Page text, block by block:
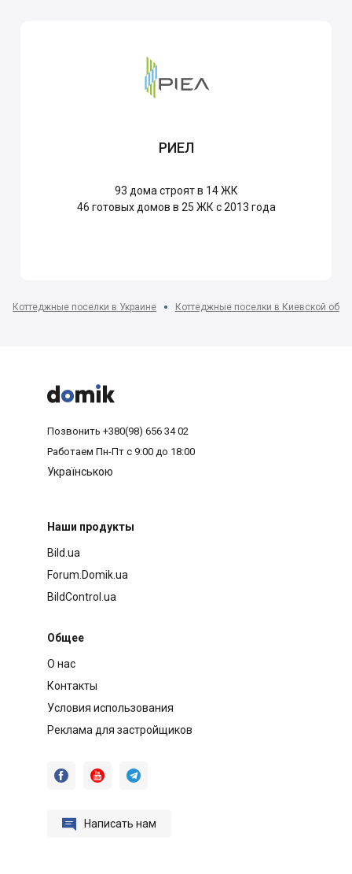
РИЕЛ
93 дома строят в 14 ЖК
46 готовых домов в 25 ЖК с 2013 года
Коттеджные поселки в Украине Коттеджные поселки в Киевской



Позвонить +380(98) 656 34 02
Работаем Пн-Пт с 9:00 до 18:00
Українською
Наши продукты
Bild.ua
Forum.Domik.ua
BildControl.ua
Общее
О нас
Контакты
Условия использования
Реклама для застройщиков
  
 Написать нам